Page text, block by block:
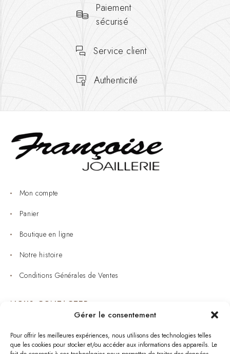
Gérer le consentement
Pour offrir les meilleures expériences, nous utilisons des technologies telles
que les cookies pour stocker et/ou accéder aux informations des appareils. Le
Paiement
sécurisé
Service client
Authenticité
Mon compte
Panier
Boutique en ligne
Notre histoire
Conditions Générales de Ventes
NOUS CONTACTER
Bijouterie : 05 53 53 64 11